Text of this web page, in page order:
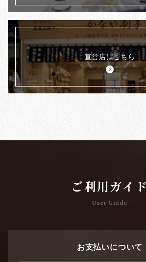
直営店はこちら
ご利用ガイド
User Guide
お支払いについて